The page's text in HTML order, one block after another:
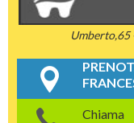
Umberto,65
Chiama